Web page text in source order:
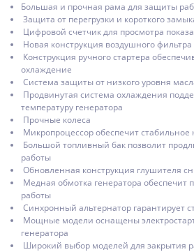
Большая и прочная рама для защиты
Защита от перегрузки и короткого
Цифровой счетчик для просмотра
Новая конструкция воздушного
Конструкция ручного стартера
охлаждение
Система защиты от низкого уровня
Продвинутая система охлаждения
температуру генератора
Прочные колеса
Микропроцессор обеспечит
Большой топливный бак позволит
работы
Обновленная конструкция глушителя
Медная обмотка генератора обеспечит
работы
Синхронный альтернатор гарантирует
Мощные модели оснащены
генератора
Широкий выбор моделей для закрытия